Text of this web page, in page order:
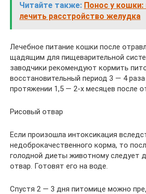
Читайте также: Понос у кошки:
лечить расстройство желудка
Лечебное питание кошки после
щадящим для пищеварительной
заводчики рекомендуют кормить
восстановительный период 3 — 4
протяжении 1,5 — 2-х месяцев после
Рисовый отвар
Если произошла интоксикация
недоброкачественного корма, то
голодной диеты животному следует
отвар. Готовят его на воде.
Спустя 2 — 3 дня питомице можно